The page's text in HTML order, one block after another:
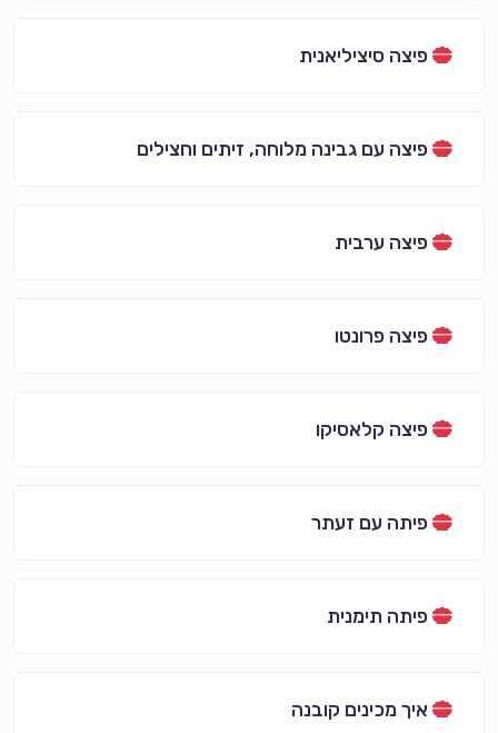
פיצה סיציליאנית
פיצה עם גבינה מלוחה, זיתים וחצילים
פיצה ערבית
פיצה פרונטו
פיצה קלאסיקו
פיתה עם זעתר
פיתה תימנית
איך מכינים קובנה